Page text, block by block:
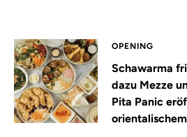
OPENING
Schawarma
dazu Mezze
Pita Panic